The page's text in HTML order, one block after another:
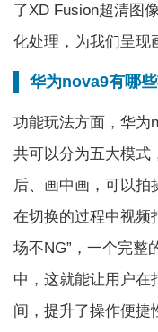
了XD Fusion超清图
化处理，为我们呈现
华为nova9有哪些
功能玩法方面，华为
共可以分为五大模式
后、画中画，可以拍
在切换的过程中视频
场不NG”，一个完整
中，这就能让用户在
间，提升了操作便捷